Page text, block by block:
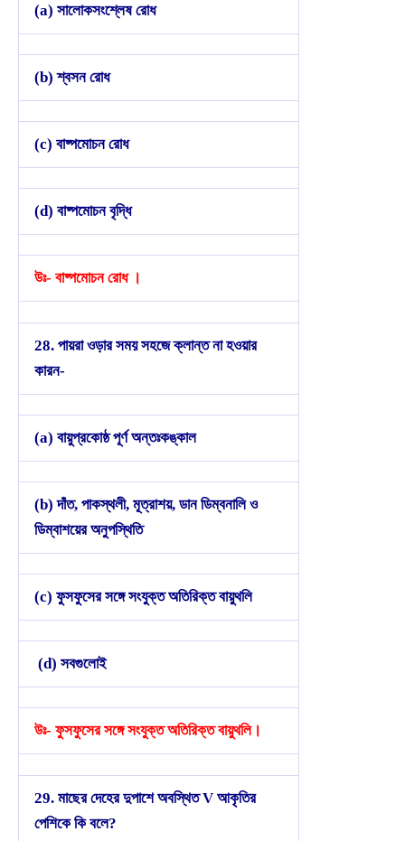
(a) সালোকসংশ্লেষ রোধ
(b) শ্বসন রোধ
(c) বাষ্পমোচন রোধ
(d) বাষ্পমোচন বৃদ্ধি
উঃ- বাষ্পমোচন রোধ ।
28. পায়রা ওড়ার সময় সহজে ক্লান্ত না হওয়ার
কারন-
(a) বায়ুপ্রকোষ্ঠ পূর্ণ অন্তঃকঙ্কাল
(b) দাঁত, পাকস্থলী, মূত্রাশয়, ডান ডিম্বনালি ও
ডিম্বাশয়ের অনুপস্থিতি
(c) ফুসফুসের সঙ্গে সংযুক্ত অতিরিক্ত বায়ুথলি
(d) সবগুলোই
উঃ- ফুসফুসের সঙ্গে সংযুক্ত অতিরিক্ত বায়ুথলি।
29. মাছের দেহের দুপাশে অবস্থিত V আকৃতির
পেশিকে কি বলে?